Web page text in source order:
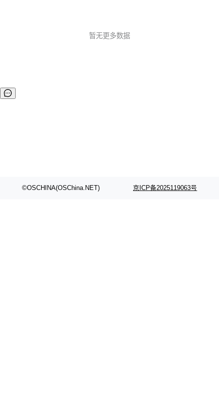
盛会，历届Interspeech会议都备受全球各地语音语言领域人
暂无更多数据
©OSCHINA(OSChina.NET) 京ICP备2025119063号